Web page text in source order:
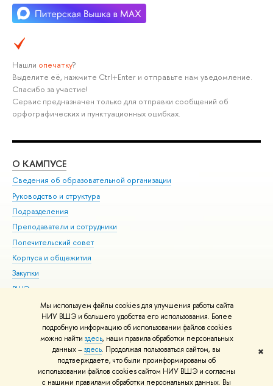
Мы используем файлы cookies для улучшения работы сайта
НИУ ВШЭ и большего удобства его использования. Более
подробную информацию об использовании файлов cookies
можно найти здесь, наши правила обработки персональных
данных –здесь. Продолжая пользоваться сайтом, вы
подтверждаете, что были проинформированы об
использовании файлов cookies сайтом НИУ ВШЭ и согласны
с нашими правилами обработки персональных данных. Вы
✖
Нашли опечатку?
Выделите её, нажмите Ctrl+Enter и отправьте нам уведомление.
Спасибо за участие!
Сервис предназначен только для отправки сообщений об
орфографических и пунктуационных ошибках.
О КАМПУСЕ
Сведения об образовательной организации
Руководство и структура
Подразделения
Преподаватели и сотрудники
Попечительский совет
Корпуса и общежития
Закупки
ВШЭ для студентов с ограниченными возможностями
здоровья и инвалидностью
Версия для слабовидящих
Единая платежная страница
© НИУ ВШЭ 1993–2026 Адреса и контакты Условия использования
материалов Политика конфиденциальности Карта сайта